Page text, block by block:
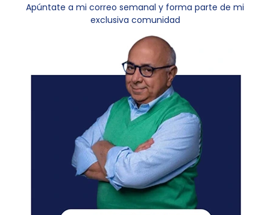
Apúntate a mi correo semanal y forma parte de mi
exclusiva comunidad